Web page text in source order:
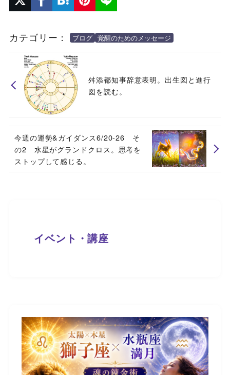
カテゴリー： ブログ 覚醒のためのメッセージ
舛添都知事辞意表明。出生図と進行
図を読む。
今週の運勢&ガイダンス6/20-26 そ
の2 水星がグランドクロス。思考を
ストップして感じる。
イベント・講座